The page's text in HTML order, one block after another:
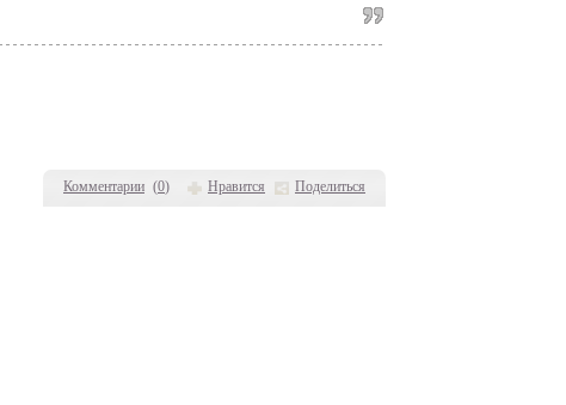
Комментарии (0) Нравится Поделиться